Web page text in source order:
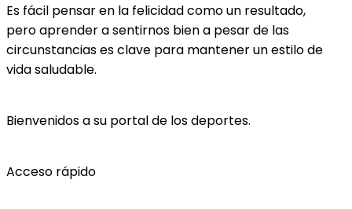
Es fácil pensar en la felicidad como un resultado,
pero aprender a sentirnos bien a pesar de las
circunstancias es clave para mantener un estilo de
vida saludable.
Bienvenidos a su portal de los deportes.
Acceso rápido